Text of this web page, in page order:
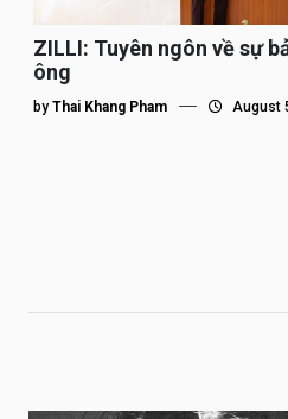
ZILLI: Tuyên ngôn về sự
ông
by Thai Khang Pham August